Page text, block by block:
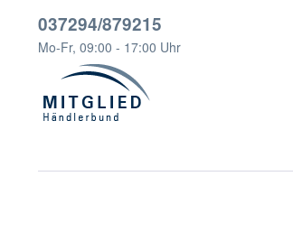
037294/879215
Mo-Fr, 09:00 - 17:00 Uhr